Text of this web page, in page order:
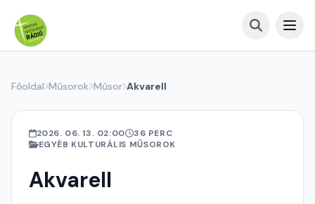
Főoldal Műsorok Műsor Akvarell
2026. 06. 13. 02:00
36 PERC
EGYÉB KULTURÁLIS MŰSOROK
Akvarell